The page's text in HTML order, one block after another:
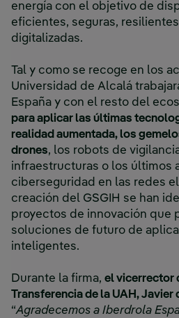
energía con el objetivo de
eficientes, seguras,
digitalizadas.
Tal y como se recoge en los
Universidad de Alcalá
España y con el resto del
para aplicar las últimas
realidad aumentada, los
drones, los robots de
infraestructuras o los últimos
ciberseguridad en las redes
creación del GSGIH se han
proyectos de innovación que
soluciones de futuro de
inteligentes.
Durante la firma, el vicerrector
Transferencia de la UAH, Javier
“Agradecemos a Iberdrola